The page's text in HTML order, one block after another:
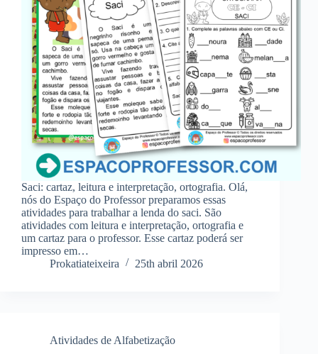
Saci: cartaz, leitura e interpretação, ortografia. Olá,
nós do Espaço do Professor preparamos essas
atividades para trabalhar a lenda do saci. São
atividades com leitura e interpretação, ortografia e
um cartaz para o professor. Esse cartaz poderá ser
impresso em…
Prokatiateixeira
25th abril 2026
Atividades de Alfabetização